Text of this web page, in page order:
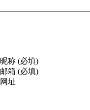
昵称 (必填)
邮箱 (必填)
网址